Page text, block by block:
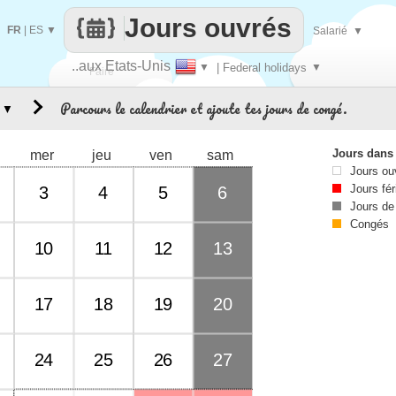
Faire
..aux Etats-Unis ▼ | Federal holidays ▼
Jours ouvrés
FR ES ▼ Salarié ▼
Parcours le calendrier et ajoute tes jours de congé.
mer jeu ven sam
3 4 5 6
10 11 12 13
17 18 19 20
24 25 26 27
▼
Jours
Jours
Jours
Jours
Congés